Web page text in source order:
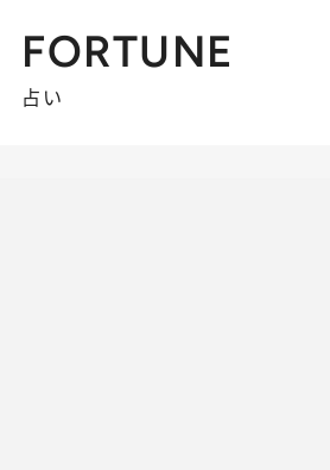
FORTUNE
占い